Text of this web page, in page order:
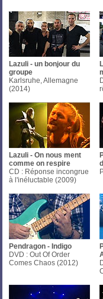
Lazuli - un bonjour du
groupe
Karlsruhe, Allemagne
(2014)
Lazuli - On nous ment
comme on respire
CD : Réponse incongrue
à l'inéluctable (2009)
Pendragon - Indigo
DVD : Out Of Order
Comes Chaos (2012)